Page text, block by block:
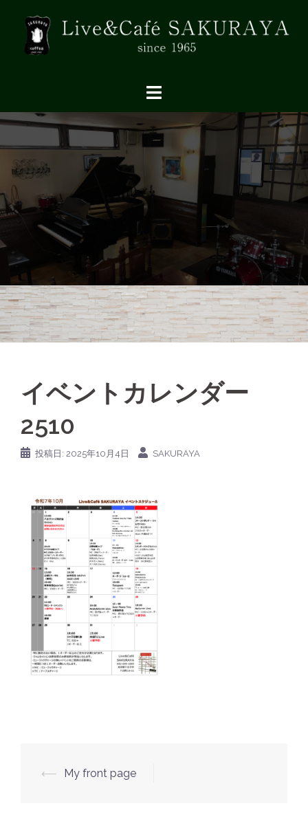
ス
イベントカレンダー
2510
投稿日: 2025年10月4日 SAKURAYA
投
⟵ My front page